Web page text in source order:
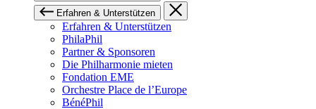
Erfahren & Unterstützen
Erfahren & Unterstützen
PhilaPhil
Partner & Sponsoren
Die Philharmonie mieten
Fondation EME
Orchestre Place de l’Europe
BénéPhil